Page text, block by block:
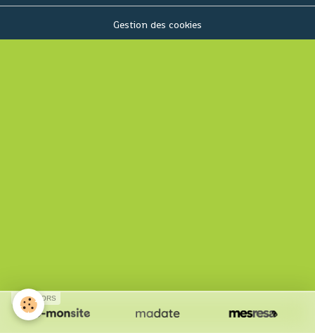
Gestion des cookies
SPONSORS